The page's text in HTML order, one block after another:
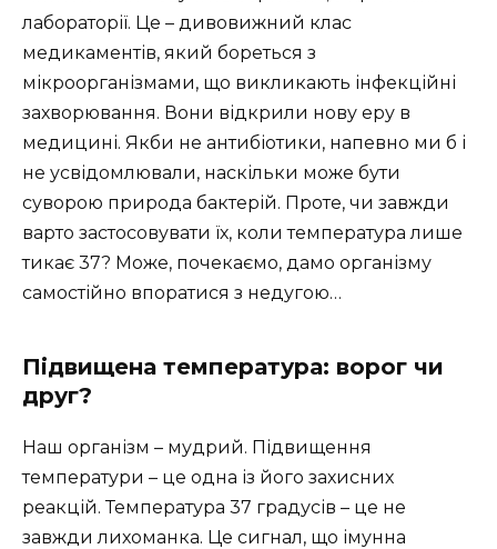
лабораторії. Це – дивовижний клас
медикаментів, який бореться з
мікроорганізмами, що викликають інфекційні
захворювання. Вони відкрили нову еру в
медицині. Якби не антибіотики, напевно ми б і
не усвідомлювали, наскільки може бути
суворою природа бактерій. Проте, чи завжди
варто застосовувати їх, коли температура лише
тикає 37? Може, почекаємо, дамо організму
самостійно впоратися з недугою…
Підвищена температура: ворог чи
друг?
Наш організм – мудрий. Підвищення
температури – це одна із його захисних
реакцій. Температура 37 градусів – це не
завжди лихоманка. Це сигнал, що імунна